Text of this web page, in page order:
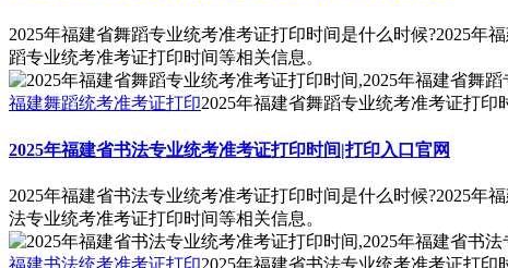
2025年福建省舞蹈专业统考准考证打印时间是什么时候?2025年
蹈专业统考准考证打印时间等相关信息。
福建舞蹈统考准考证打印2025年福建省舞蹈专业统考准考证打印
2025年福建省书法专业统考准考证打印时间|打印入口官网
2025年福建省书法专业统考准考证打印时间是什么时候?2025年
法专业统考准考证打印时间等相关信息。
福建书法统考准考证打印2025年福建省书法专业统考准考证打印